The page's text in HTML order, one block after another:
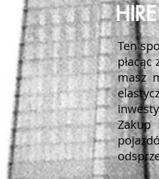
Ten
masz
Zakup